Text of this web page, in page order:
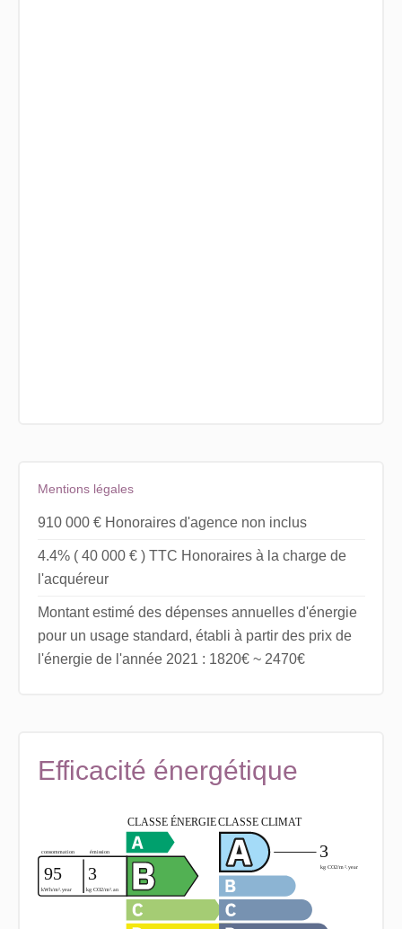
Mentions légales
910 000 € Honoraires d'agence non inclus
4.4% ( 40 000 € ) TTC Honoraires à la charge de
l'acquéreur
Montant estimé des dépenses annuelles d'énergie
pour un usage standard, établi à partir des prix de
l'énergie de l'année 2021 : 1820€ ~ 2470€
Efficacité énergétique